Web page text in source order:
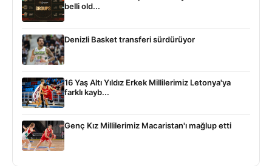
belli old...
Denizli Basket transferi sürdürüyor
16 Yaş Altı Yıldız Erkek Millilerimiz Letonya'ya
farklı kayb...
Genç Kız Millilerimiz Macaristan'ı mağlup etti